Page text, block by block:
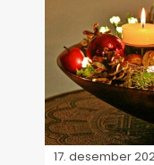
17. desember